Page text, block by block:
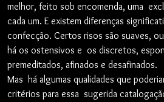
melhor, feito sob encomenda, uma
cada um. E existem diferenças
confecção. Certos risos são suaves,
há os ostensivos e  os discretos,
premeditados, afinados e desafinados.
Mas  há algumas qualidades que
critérios para essa  sugerida